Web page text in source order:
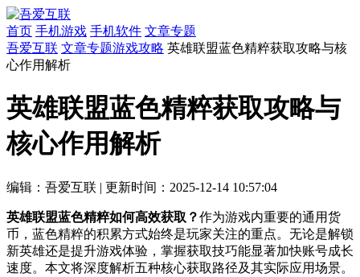
首页 手机游戏 手机软件 文章专题
吾爱互联 文章专题游戏攻略 英雄联盟蓝色精粹获取攻略与核
心作用解析
英雄联盟蓝色精粹获取攻略与
核心作用解析
编辑：吾爱互联 | 更新时间：2025-12-14 10:57:04
英雄联盟蓝色精粹如何高效获取？作为游戏内重要的通用货
币，蓝色精粹的积累方式始终是玩家关注的重点。无论是解锁
新英雄还是提升游戏体验，掌握获取技巧能显著加快账号成长
速度。本文将深度解析五种核心获取路径及其实际应用场景。